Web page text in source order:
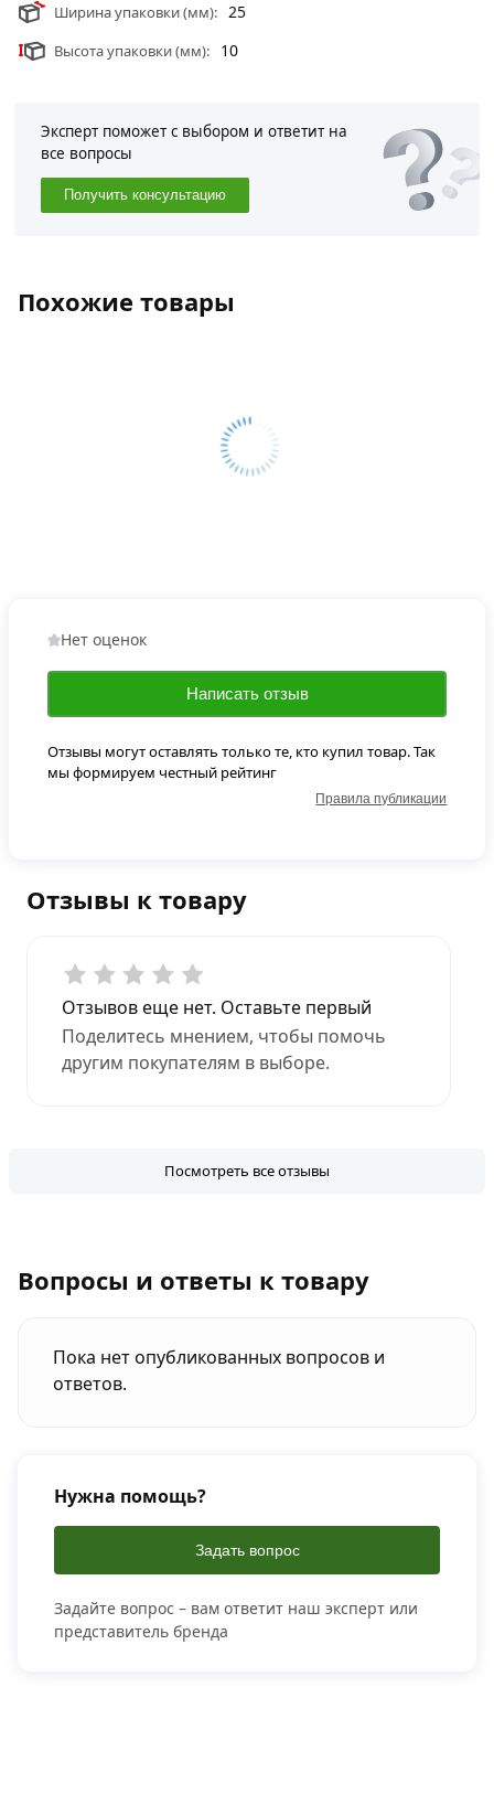
Ширина упаковки (мм): 25
Высота упаковки (мм): 10
Эксперт поможет с выбором и ответит на
все вопросы
Получить консультацию
Похожие товары
Отзывы к товару
Отзывов еще нет. Оставьте первый
Поделитесь мнением, чтобы помочь
другим покупателям в выборе.
Посмотреть все отзывы
Нет оценок
Написать отзыв
Отзывы могут оставлять только те, кто купил товар. Так
мы формируем честный рейтинг
Правила публикации
Вопросы и ответы к товару
Пока нет опубликованных вопросов и
ответов.
Нужна помощь?
Задать вопрос
Задайте вопрос – вам ответит наш эксперт или
представитель бренда